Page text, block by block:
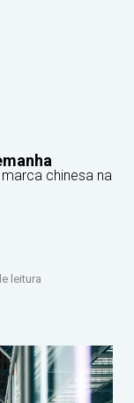
chinesa na
leitura